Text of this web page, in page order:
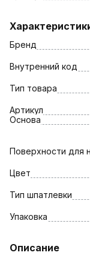
Бренд
Внутренний код
Тип товара
Артикул
Основа
Поверхности для
Цвет
Тип шпатлевки
Упаковка
Описание